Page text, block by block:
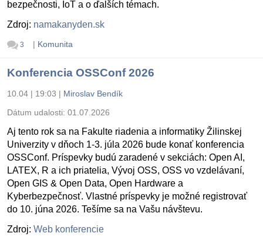
bezpečnosti, IoT a o ďalších témach.
Zdroj: namakanyden.sk
3 | Komunita
Konferencia OSSConf 2026
10.04 | 19:03 | Miroslav Bendík
Dátum udalosti: 01.07.2026
Aj tento rok sa na Fakulte riadenia a informatiky Žilinskej
Univerzity v dňoch 1-3. júla 2026 bude konať konferencia
OSSConf. Príspevky budú zaradené v sekciách: Open AI,
LATEX, R a ich priatelia, Vývoj OSS, OSS vo vzdelávaní,
Open GIS & Open Data, Open Hardware a
Kyberbezpečnosť. Vlastné príspevky je možné registrovať
do 10. júna 2026. Tešíme sa na Vašu návštevu.
Zdroj: Web konferencie